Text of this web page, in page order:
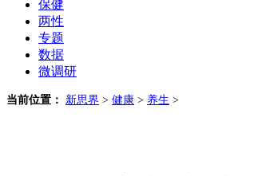
保健
两性
专题
数据
微调研
当前位置： 新思界 > 健康 > 养生 >